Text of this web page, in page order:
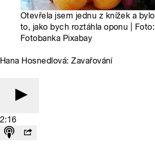
Otevřela jsem jednu z knížek a bylo
to, jako bych roztáhla oponu | Foto:
Fotobanka Pixabay
Hana Hosnedlová: Zavařování
2:16